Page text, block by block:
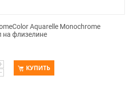
Aquarelle Monochrome
флизелине
КУПИТЬ